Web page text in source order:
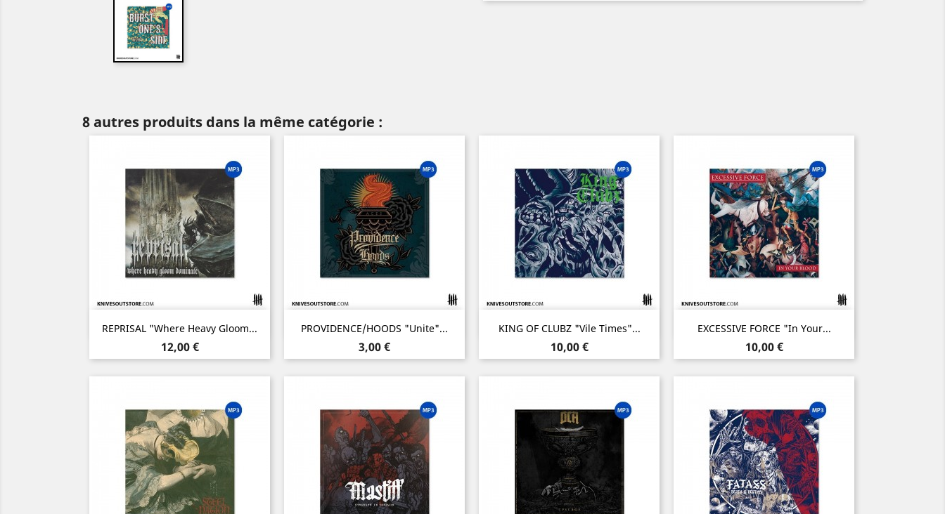
8 autres produits dans la même catégorie :
REPRISAL "Where Heavy Gloom...
Prix
12,00 €
 Aperçu rapide PROVIDENCE/HOODS "Unite"...
Prix
3,00 €
Aperçu rapide KING OF CLUBZ "Vile Times"...
Prix
10,00 €
 Aperçu rapide EXCESSIVE FORCE "In Your...
Prix
10,00 €
Aperçu rapide